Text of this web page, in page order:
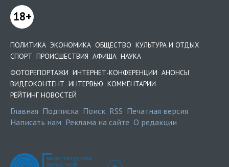
18+
ПОЛИТИКА ЭКОНОМИКА ОБЩЕСТВО КУЛЬТУРА И ОТДЫХ
СПОРТ ПРОИСШЕСТВИЯ АФИША НАУКА
ФОТОРЕПОРТАЖИ ИНТЕРНЕТ-КОНФЕРЕНЦИИ АНОНСЫ
ВИДЕОКОНТЕНТ ИНТЕРВЬЮ КОММЕНТАРИИ
РЕЙТИНГ НОВОСТЕЙ
Главная Подписка Поиск RSS Печатная версия
Написать нам Реклама на сайте О редакции